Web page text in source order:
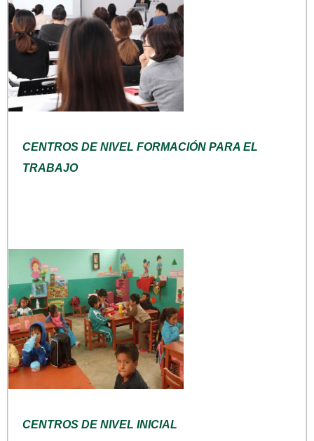
CENTROS DE NIVEL FORMACIÓN PARA EL
TRABAJO
CENTROS DE NIVEL INICIAL